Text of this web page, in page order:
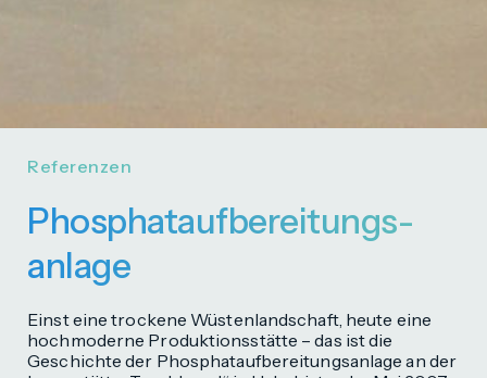
Referenzen
Phosphat­auf­bereitungs­
anlage
Einst eine trockene Wüstenlandschaft, heute eine
hochmoderne Produktionsstätte – das ist die
Geschichte der Phosphataufbereitungsanlage an der